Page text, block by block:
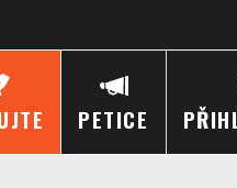
PETICE